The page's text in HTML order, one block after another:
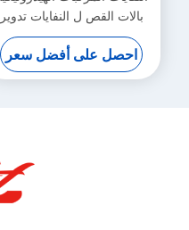
بالات القص ل النفايات تدوير
السيارات يارد محرك السيارات
احصل على أفضل سعر